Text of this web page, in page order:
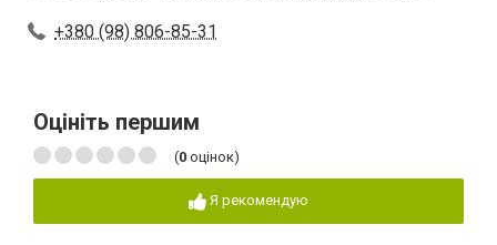
+380 (98) 806-85-31
Оцініть першим
(0 оцінок)
Я рекомендую